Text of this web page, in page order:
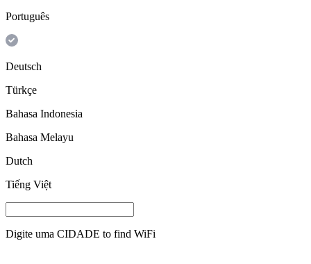
Português
Deutsch
Türkçe
Bahasa Indonesia
Bahasa Melayu
Dutch
Tiếng Việt
Digite uma CIDADE to find WiFi